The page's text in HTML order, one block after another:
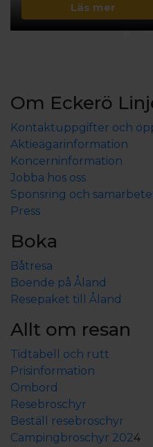
Läs mer
Om Eckerö
Kontaktuppgifter och
Aktieägarinformation
Koncerninformation
Jobba hos oss
Sponsring och
Press
Boka
Båtresa
Boende på Åland
Resepaket till Åland
Allt om resan
Tidtabell och rutt
Prisinformation
Ombord
Resebroschyr
Beställ resebroschyr
Campingbroschyr 2024